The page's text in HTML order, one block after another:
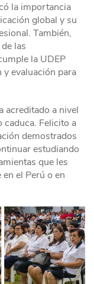
la importancia
global y su
También,
las
la UDEP
evaluación para
acreditado a nivel
Felicito a
demostrados
estudiando
que les
el Perú o en